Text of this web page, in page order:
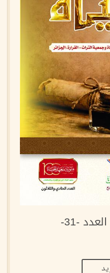
-31-